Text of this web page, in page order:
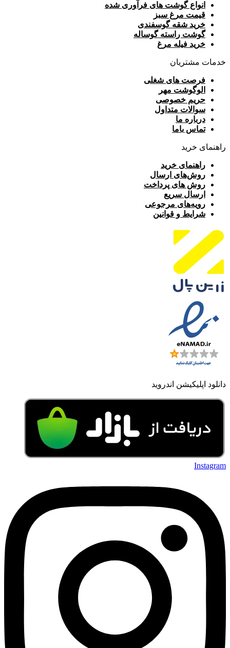
انواع گوشت های فرآوری شده
قیمت مرغ سبز
خرید شقه گوسفندی
گوشت راسته گوساله
خرید فیله مرغ
خدمات مشتریان
فرصت های شغلی
الوگوشت مهر
حریم خصوصی
سوالات متداول
درباره ما
تماس باما
راهنمای خرید
راهنمای خرید
روش‌های ارسال
روش های پرداخت
ارسال سریع
رویه‌های مرجوعی
شرایط و قوانین
دانلود اپلیکیشن اندروید
Instagram